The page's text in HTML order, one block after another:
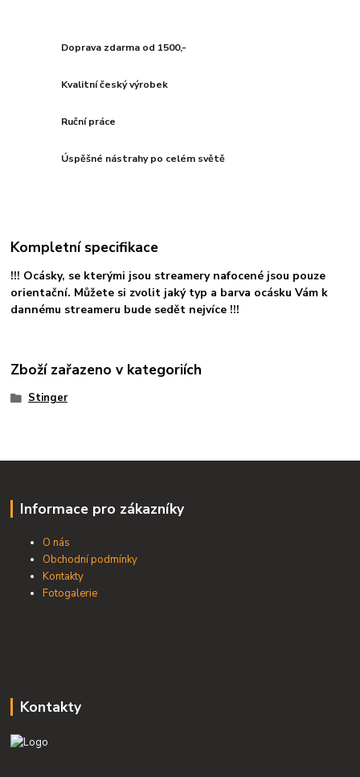
Doprava zdarma od 1500,-
Kvalitní český výrobek
Ruční práce
Úspěšné nástrahy po celém světě
Kompletní specifikace
!!! Ocásky, se kterými jsou streamery nafocené jsou pouze
orientační. Můžete si zvolit jaký typ a barva ocásku Vám k
dannému streameru bude sedět nejvíce !!!
Zboží zařazeno v kategoriích
Stinger
Informace pro zákazníky
O nás
Obchodní podmínky
Kontakty
Fotogalerie
Kontakty